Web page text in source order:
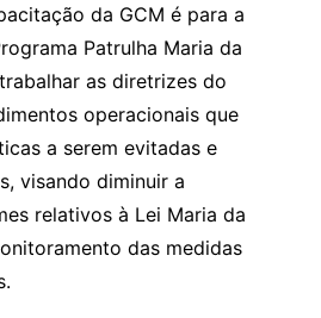
da GCM é para a
Patrulha Maria da
as diretrizes do
operacionais que
a serem evitadas e
visando diminuir a
relativos à Lei Maria da
das medidas